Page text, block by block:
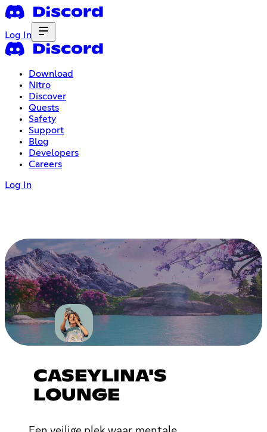
Log In
Download
Nitro
Discover
Quests
Safety
Support
Blog
Developers
Careers
Log In
CASEYLINA'S
LOUNGE